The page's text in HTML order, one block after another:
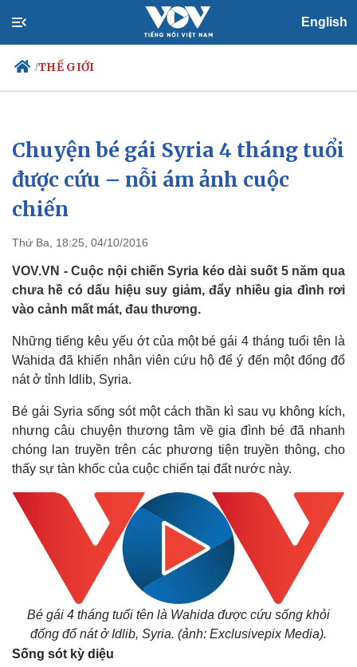
English
/THẾ GIỚI
Chính trị
Đảng
Tổ chức nhân sự
Quốc hội
Xã hội
Tin 24h
Dự báo thời tiết
Chuyện bé gái Syria 4 tháng tuổi
được cứu – nỗi ám ảnh cuộc
chiến
Thứ Ba, 18:25, 04/10/2016
VOV.VN - Cuộc nội chiến Syria kéo dài suốt 5 năm qua
chưa hề có dấu hiệu suy giảm, đẩy nhiều gia đình rơi
vào cảnh mất mát, đau thương.
Những tiếng kêu yếu ớt của một bé gái 4 tháng tuổi tên là
Wahida đã khiến nhân viên cứu hộ để ý đến một đống đổ
nát ở tỉnh Idlib, Syria.
Bé gái Syria sống sót một cách thần kì sau vụ không kích,
nhưng câu chuyện thương tâm về gia đình bé đã nhanh
chóng lan truyền trên các phương tiện truyền thông, cho
thấy sự tàn khốc của cuộc chiến tại đất nước này.
Bé gái 4 tháng tuổi tên là Wahida được cứu sống khỏi
đống đổ nát ở Idlib, Syria. (ảnh: Exclusivepix Media).
Sống sót kỳ diệu